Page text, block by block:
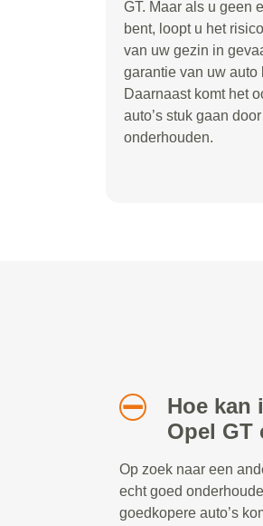
GT. Maar als u geen
bent, loopt u het
van uw gezin in
garantie van uw auto
Daarnaast komt het
auto’s stuk gaan
onderhouden.
Hoe kan
Opel GT
Op zoek naar een
echt goed
goedkopere auto’s